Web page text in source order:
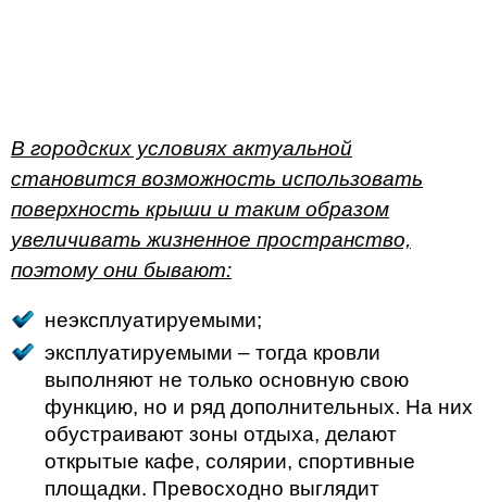
В городских условиях актуальной
становится возможность использовать
поверхность крыши и таким образом
увеличивать жизненное пространство,
поэтому они бывают:
неэксплуатируемыми;
эксплуатируемыми – тогда кровли
выполняют не только основную свою
функцию, но и ряд дополнительных. На них
обустраивают зоны отдыха, делают
открытые кафе, солярии, спортивные
площадки. Превосходно выглядит